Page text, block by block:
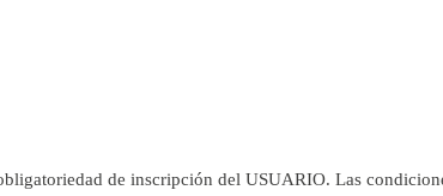
de inscripción del USUARIO. Las